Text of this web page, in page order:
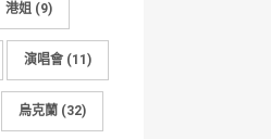
港姐 (9)
演唱會 (11)
烏克蘭 (32)